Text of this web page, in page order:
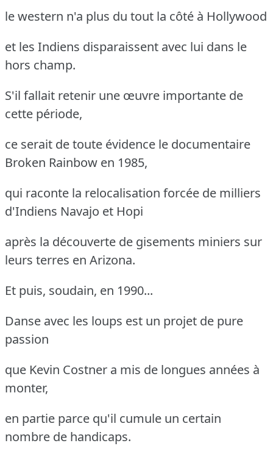
le western n'a plus du tout la côté à Hollywood
et les Indiens disparaissent avec lui dans le
hors champ.
S'il fallait retenir une œuvre importante de
cette période,
ce serait de toute évidence le documentaire
Broken Rainbow en 1985,
qui raconte la relocalisation forcée de milliers
d'Indiens Navajo et Hopi
après la découverte de gisements miniers sur
leurs terres en Arizona.
Et puis, soudain, en 1990...
Danse avec les loups est un projet de pure
passion
que Kevin Costner a mis de longues années à
monter,
en partie parce qu'il cumule un certain
nombre de handicaps.